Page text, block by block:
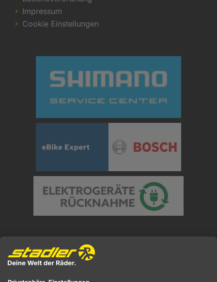
Impressum
Cookie Einstellungen